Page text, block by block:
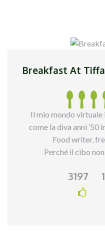
Breakfast At
Il mio mondo
come la diva anni ’50
Food writer,
Perché il cibo
3197